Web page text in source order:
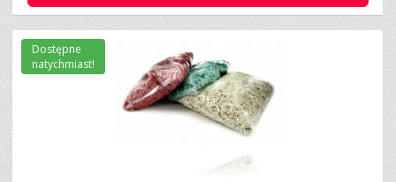
Dostępne
natychmiast!